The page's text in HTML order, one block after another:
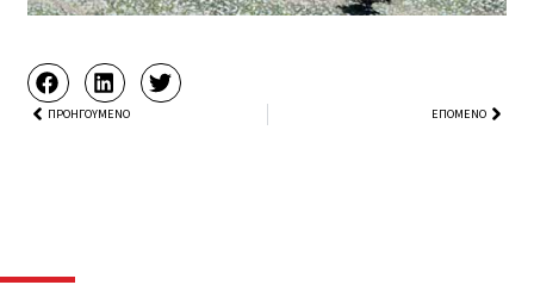
PrevΠΡΟΗΓΟΎΜΕΝΟ ΕΠΌΜΕΝΟNext